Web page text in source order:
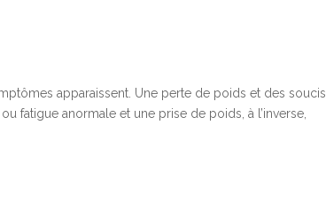
apparaissent. Une perte de poids et des soucis
fatigue anormale et une prise de poids, à l’inverse,